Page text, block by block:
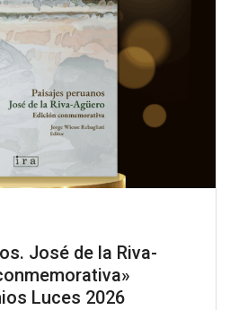
José de la Riva-
Luces 2026